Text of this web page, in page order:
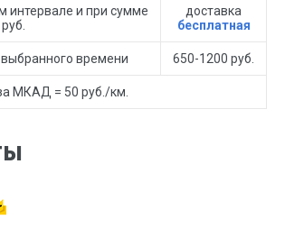
интервале и при сумме
доставка
бесплатная
времени 650-1200 руб.
МКАД = 50 руб./км.